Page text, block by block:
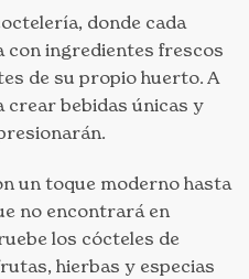
donde cada
con ingredientes frescos
de su propio huerto. A
crear bebidas únicas y
un toque moderno hasta
no encontrará en
los cócteles de
hierbas y especias